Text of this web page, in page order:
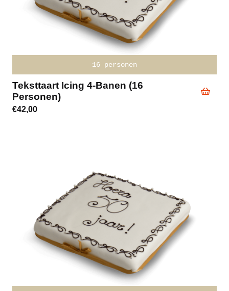
16 personen
Teksttaart Icing 4-Banen (16
Personen)
€42,00